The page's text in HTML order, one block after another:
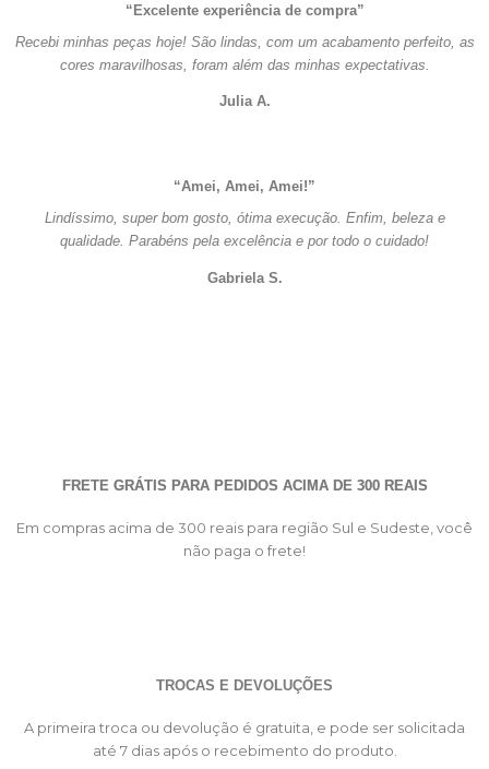
“Excelente experiência de compra”
Recebi minhas peças hoje! São lindas, com um acabamento perfeito, as
cores maravilhosas, foram além das minhas expectativas.
Julia A.
“Amei, Amei, Amei!”
Lindíssimo, super bom gosto, ótima execução. Enfim, beleza e
qualidade. Parabéns pela excelência e por todo o cuidado!
Gabriela S.
FRETE GRÁTIS PARA PEDIDOS ACIMA DE 300 REAIS
Em compras acima de 300 reais para região Sul e Sudeste, você
não paga o frete!
TROCAS E DEVOLUÇÕES
A primeira troca ou devolução é gratuita, e pode ser solicitada
até 7 dias após o recebimento do produto.